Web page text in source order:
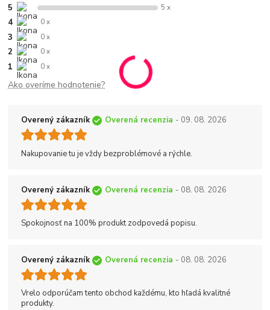
5 5 x
4 0 x
3 0 x
2 0 x
1 0 x
Ako overíme hodnotenie?
Overený zákazník Overená recenzia - 09. 08. 2026
Nakupovanie tu je vždy bezproblémové a rýchle.
Overený zákazník Overená recenzia - 08. 08. 2026
Spokojnosť na 100% produkt zodpovedá popisu.
Overený zákazník Overená recenzia - 08. 08. 2026
Vrelo odporúčam tento obchod každému, kto hľadá kvalitné
produkty.